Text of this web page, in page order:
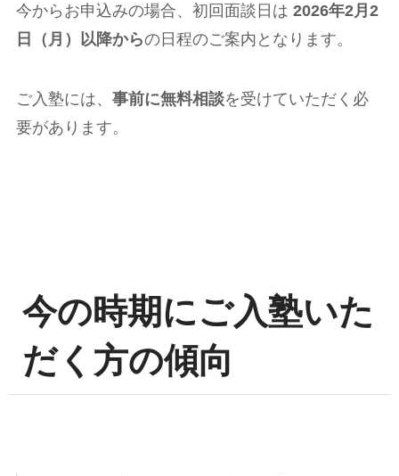
今からお申込みの場合、初回面談日は 2026年2月2
日（月）以降からの日程のご案内となります。
ご入塾には、 事前に無料相談を受けていただく必
要があります。
今の時期にご入塾いた
だく方の傾向